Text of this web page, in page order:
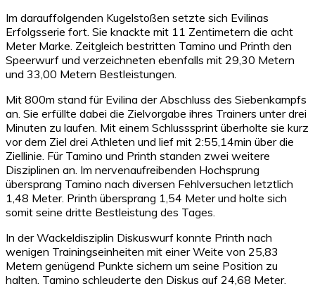
Im darauffolgenden Kugelstoßen setzte sich Evilinas
Erfolgsserie fort. Sie knackte mit 11 Zentimetern die acht
Meter Marke. Zeitgleich bestritten Tamino und Printh den
Speerwurf und verzeichneten ebenfalls mit 29,30 Metern
und 33,00 Metern Bestleistungen.
Mit 800m stand für Evilina der Abschluss des Siebenkampfs
an. Sie erfüllte dabei die Zielvorgabe ihres Trainers unter drei
Minuten zu laufen. Mit einem Schlusssprint überholte sie kurz
vor dem Ziel drei Athleten und lief mit 2:55,14min über die
Ziellinie. Für Tamino und Printh standen zwei weitere
Disziplinen an. Im nervenaufreibenden Hochsprung
übersprang Tamino nach diversen Fehlversuchen letztlich
1,48 Meter. Printh übersprang 1,54 Meter und holte sich
somit seine dritte Bestleistung des Tages.
In der Wackeldisziplin Diskuswurf konnte Printh nach
wenigen Trainingseinheiten mit einer Weite von 25,83
Metern genügend Punkte sichern um seine Position zu
halten. Tamino schleuderte den Diskus auf 24,68 Meter.